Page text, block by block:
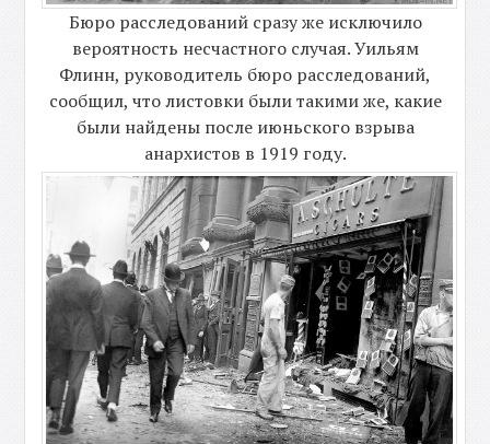
Бюро расследований сразу же исключило
вероятность несчастного случая. Уильям
Флинн, руководитель бюро расследований,
сообщил, что листовки были такими же, какие
были найдены после июньского взрыва
анархистов в 1919 году.